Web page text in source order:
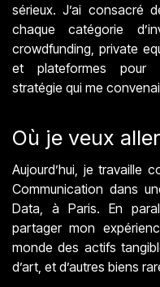
sérieux. J’ai consacré
chaque catégorie
crowdfunding, private
et plateformes pour
stratégie qui me
Où je veux
Aujourd’hui, je travaille
Communication dans
Data, à Paris. En
partager mon
monde des actifs
d’art, et d’autres biens